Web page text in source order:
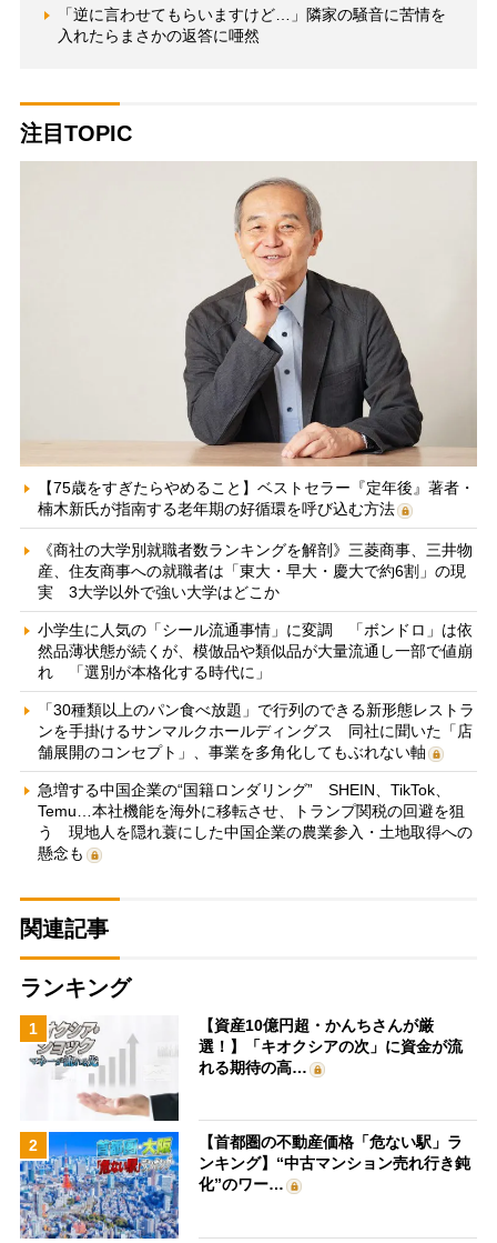
「逆に言わせてもらいますけど…」隣家の騒音に苦情を
入れたらまさかの返答に唖然
注目TOPIC
【75歳をすぎたらやめること】ベストセラー『定年後』著者・
楠木新氏が指南する老年期の好循環を呼び込む方法
《商社の大学別就職者数ランキングを解剖》三菱商事、三井物
産、住友商事への就職者は「東大・早大・慶大で約6割」の現
実 3大学以外で強い大学はどこか
小学生に人気の「シール流通事情」に変調 「ボンドロ」は依
然品薄状態が続くが、模倣品や類似品が大量流通し一部で値崩
れ 「選別が本格化する時代に」
「30種類以上のパン食べ放題」で行列のできる新形態レストラ
ンを手掛けるサンマルクホールディングス 同社に聞いた「店
舗展開のコンセプト」、事業を多角化してもぶれない軸
急増する中国企業の“国籍ロンダリング” SHEIN、TikTok、
Temu…本社機能を海外に移転させ、トランプ関税の回避を狙
う 現地人を隠れ蓑にした中国企業の農業参入・土地取得への
懸念も
関連記事
ランキング
1
【資産10億円超・かんちさんが厳
選！】「キオクシアの次」に資金が流
れる期待の高…
2
【首都圏の不動産価格「危ない駅」ラ
ンキング】“中古マンション売れ行き鈍
化”のワー…